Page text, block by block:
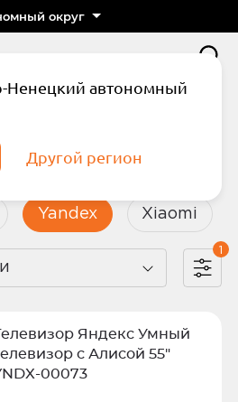
округ
Ненецкий автономный
Другой регион
и электроника
Yandex Xiaomi
1
Яндекс Умный
с Алисой 55"
00073
СМС
через